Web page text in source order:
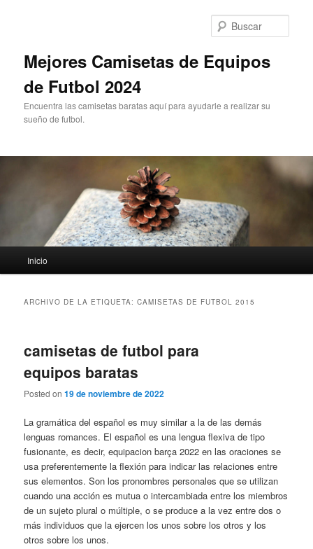
Mejores Camisetas de Equipos
de Futbol 2024
Encuentra las camisetas baratas aquí para ayudarle a realizar su
sueño de futbol.
principal
Inicio
ARCHIVO DE LA ETIQUETA:CAMISETAS DE FUTBOL 2015
camisetas de futbol para
equipos baratas
Posted on19 de noviembre de 2022
La gramática del español es muy similar a la de las demás
lenguas romances. El español es una lengua flexiva de tipo
fusionante, es decir, equipacion barça 2022 en las oraciones se
usa preferentemente la flexión para indicar las relaciones entre
sus elementos. Son los pronombres personales que se utilizan
cuando una acción es mutua o intercambiada entre los miembros
de un sujeto plural o múltiple, o se produce a la vez entre dos o
más individuos que la ejercen los unos sobre los otros y los
otros sobre los unos.